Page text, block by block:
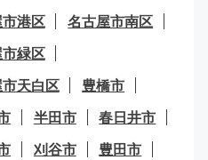
港区
名古屋市南区
緑区
天白区
豊橋市
半田市
春日井市
刈谷市
豊田市